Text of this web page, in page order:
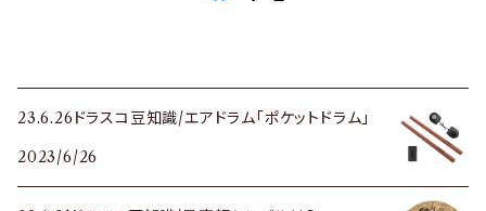
23.6.26ドラスコ豆知識/エアドラム「ポケットドラム」
2023/6/26